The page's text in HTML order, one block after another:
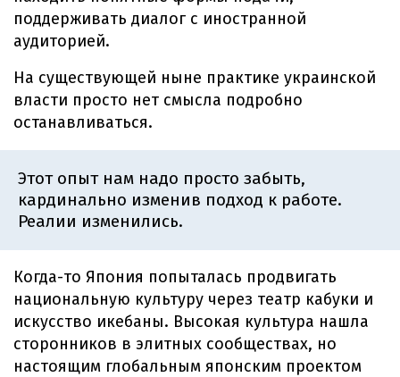
поддерживать диалог с иностранной
аудиторией.
На существующей ныне практике украинской
власти просто нет смысла подробно
останавливаться.
Этот опыт нам надо просто забыть,
кардинально изменив подход к работе.
Реалии изменились.
Когда-то Япония попыталась продвигать
национальную культуру через театр кабуки и
искусство икебаны. Высокая культура нашла
сторонников в элитных сообществах, но
настоящим глобальным японским проектом